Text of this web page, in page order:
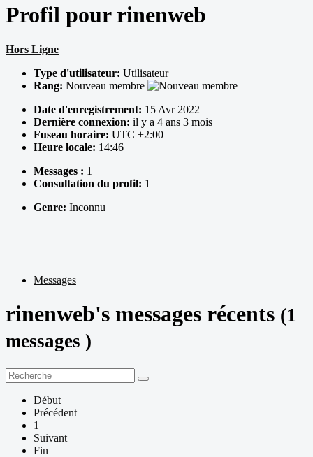
Profil pour rinenweb
Hors Ligne
Type d'utilisateur: Utilisateur
Rang: Nouveau membre
Date d'enregistrement: 15 Avr 2022
Dernière connexion: il y a 4 ans 3 mois
Fuseau horaire: UTC +2:00
Heure locale: 14:46
Messages : 1
Consultation du profil: 1
Genre: Inconnu
Messages
rinenweb's messages récents (1
messages )
Début
Précédent
1
Suivant
Fin